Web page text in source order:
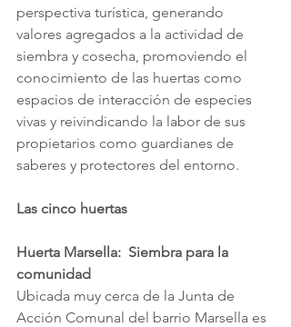
perspectiva turística, generando
valores agregados a la actividad de
siembra y cosecha, promoviendo el
conocimiento de las huertas como
espacios de interacción de especies
vivas y reivindicando la labor de sus
propietarios como guardianes de
saberes y protectores del entorno.
Las cinco huertas
Huerta Marsella:  Siembra para la
comunidad
Ubicada muy cerca de la Junta de
Acción Comunal del barrio Marsella es